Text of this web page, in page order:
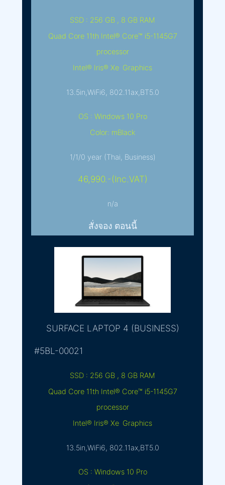
SSD : 256 GB , 8 GB RAM
Quad Core 11th Intel® Core™ i5-1145G7
processor
Intel® Iris® Xe Graphics
13.5in,WiFi6, 802.11ax,BT5.0
OS : Windows 10 Pro
Color: mBlack
1/1/0 year (Thai, Business)
46,990.-(Inc.VAT)
n/a
สั่งจอง ตอนนี้
SURFACE LAPTOP 4 (BUSINESS)
#5BL-00021
SSD : 256 GB , 8 GB RAM
Quad Core 11th Intel® Core™ i5-1145G7
processor
Intel® Iris® Xe Graphics
13.5in,WiFi6, 802.11ax,BT5.0
OS : Windows 10 Pro